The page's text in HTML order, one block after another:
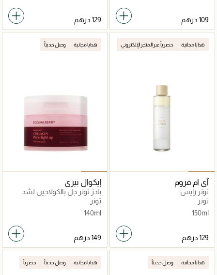
هدايا مجانية حصرياً عبر المتجر الإلكتروني
آي ام فروم
تونر رايس
تونر
150ml
هدايا مجانية وصل حديثاً
إيكوال بيري
بادز تونر جل بالكولاجين لشد
المسام
تونر
140ml
هدايا مجانية وصل حديثاً هدايا مجانية وصل حديثاً حصرياً